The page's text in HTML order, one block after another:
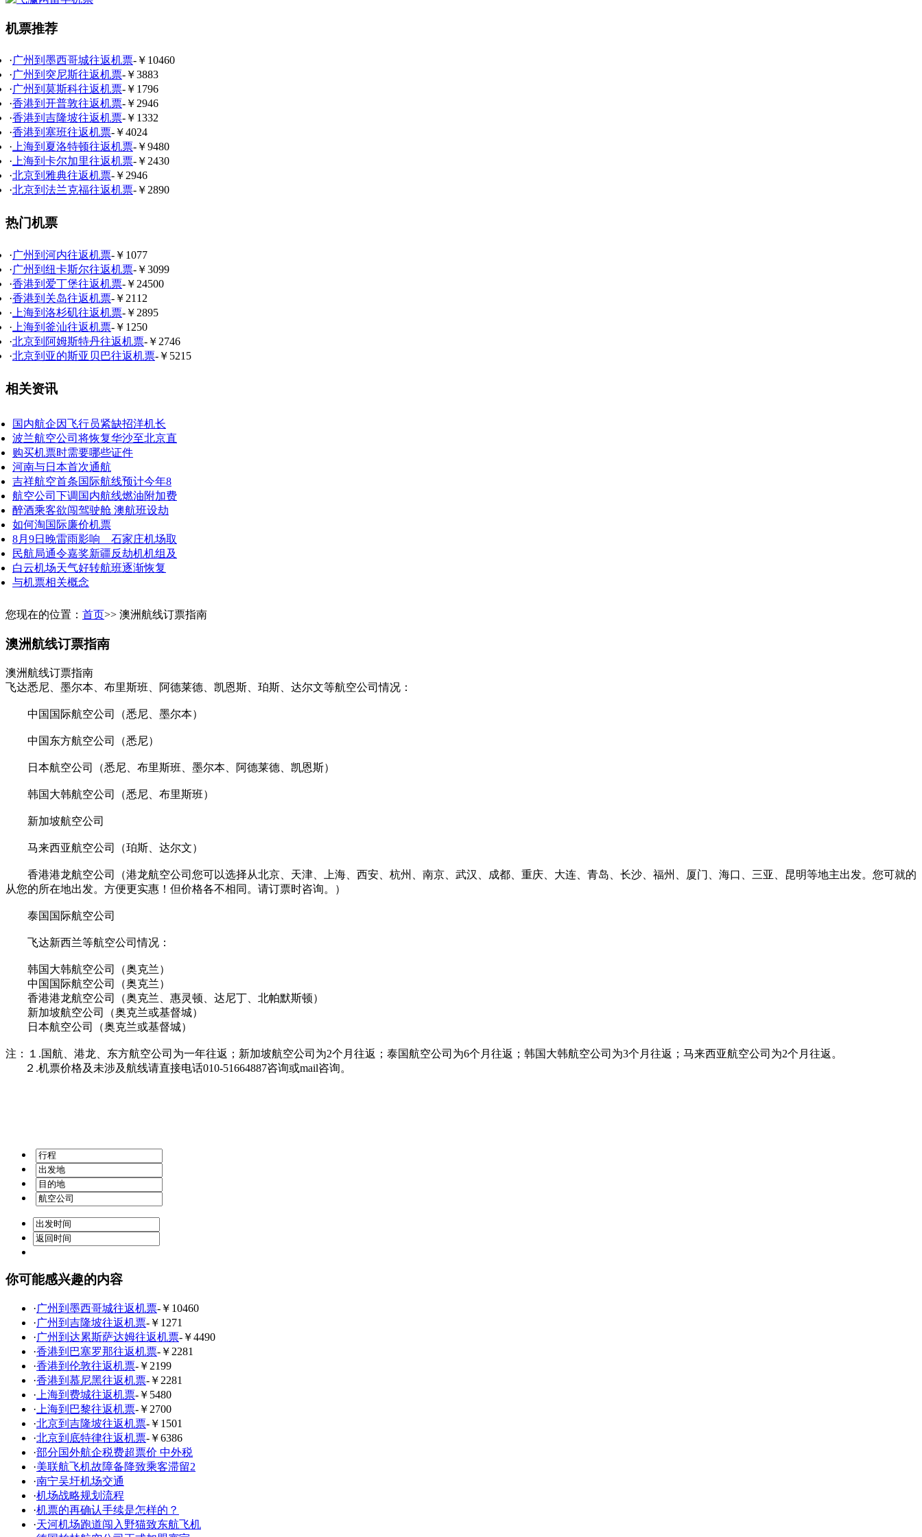
机票推荐
·广州到墨西哥城往返机票-￥10460
·广州到突尼斯往返机票-￥3883
·广州到莫斯科往返机票-￥1796
·香港到开普敦往返机票-￥2946
·香港到吉隆坡往返机票-￥1332
·香港到塞班往返机票-￥4024
·上海到夏洛特顿往返机票-￥9480
·上海到卡尔加里往返机票-￥2430
·北京到雅典往返机票-￥2946
·北京到法兰克福往返机票-￥2890
热门机票
·广州到河内往返机票-￥1077
·广州到纽卡斯尔往返机票-￥3099
·香港到爱丁堡往返机票-￥24500
·香港到关岛往返机票-￥2112
· 上海到洛杉矶往返机票-￥2895
· 上海到釜汕往返机票-￥1250
·北京到阿姆斯特丹往返机票-￥2746
·北京到亚的斯亚贝巴往返机票-￥5215
相关资讯
国内航企因飞行员紧缺招洋机长
波兰航空公司将恢复华沙至北京直
购买机票时需要哪些证件
河南与日本首次通航
吉祥航空首条国际航线预计今年8
航空公司下调国内航线燃油附加费
醉酒乘客欲闯驾驶舱 澳航班设劫
如何淘国际廉价机票
8月9日晚雷雨影响 石家庄机场取
民航局通令嘉奖新疆反劫机机组及
白云机场天气好转航班逐渐恢复
与机票相关概念
您现在的位置： 首页>> 澳洲航线订票指南
澳洲航线订票指南
澳洲航线订票指南
飞达悉尼、墨尔本、布里斯班、阿德莱德、凯恩斯、珀斯、达尔文等航空公司情况：
中国国际航空公司（悉尼、墨尔本）
中国东方航空公司（悉尼）
日本航空公司（悉尼、布里斯班、墨尔本、阿德莱德、凯恩斯）
韩国大韩航空公司（悉尼、布里斯班）
新加坡航空公司
马来西亚航空公司（珀斯、达尔文）
香港港龙航空公司（港龙航空公司您可以选择从北京、天津、上海、西安、杭州、南京、武汉、成都、重庆、大连、青岛、长沙、福州、厦门、海口、三亚、昆明等地主出发。您可就的
从您的所在地出发。方便更实惠！但价格各不相同。请订票时咨询。）
泰国国际航空公司
飞达新西兰等航空公司情况：
韩国大韩航空公司（奥克兰）
中国国际航空公司（奥克兰）
香港港龙航空公司（奥克兰、惠灵顿、达尼丁、北帕默斯顿）
新加坡航空公司（奥克兰或基督城）
日本航空公司（奥克兰或基督城）
注：１.国航、港龙、东方航空公司为一年往返；新加坡航空公司为2个月往返；泰国航空公司为6个月往返；韩国大韩航空公司为3个月往返；马来西亚航空公司为2个月往返。
２.机票价格及未涉及航线请直接电话010-51664887咨询或mail咨询。
你可能感兴趣的内容
·广州到墨西哥城往返机票-￥10460
·广州到吉隆坡往返机票-￥1271
·广州到达累斯萨达姆往返机票-￥4490
·香港到巴塞罗那往返机票-￥2281
·香港到伦敦往返机票-￥2199
·香港到慕尼黑往返机票-￥2281
· 上海到费城往返机票-￥5480
· 上海到巴黎往返机票-￥2700
·北京到吉隆坡往返机票-￥1501
·北京到底特律往返机票-￥6386
·部分国外航企税费超票价 中外税
·美联航飞机故障备降致乘客滞留2
·南宁吴圩机场交通
·机场战略规划流程
·机票的再确认手续是怎样的？
·天河机场跑道闯入野猫致东航飞机